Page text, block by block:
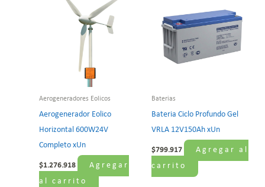
Aerogeneradores Eolicos
Aerogenerador Eolico
Horizontal 600W24V
Completo xUn
$1.276.918
Agregar
al carrito
Baterias
Bateria Ciclo Profundo Gel
VRLA 12V150Ah xUn
$799.917
Agregar al
carrito